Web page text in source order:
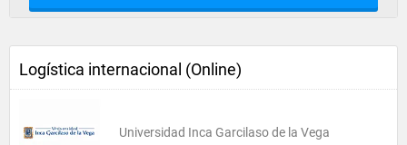
Logística internacional (Online)
Universidad Inca Garcilaso de la Vega